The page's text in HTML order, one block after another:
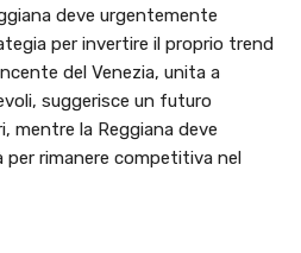
deve urgentemente
per invertire il proprio trend
del Venezia, unita a
suggerisce un futuro
mentre la Reggiana deve
rimanere competitiva nel